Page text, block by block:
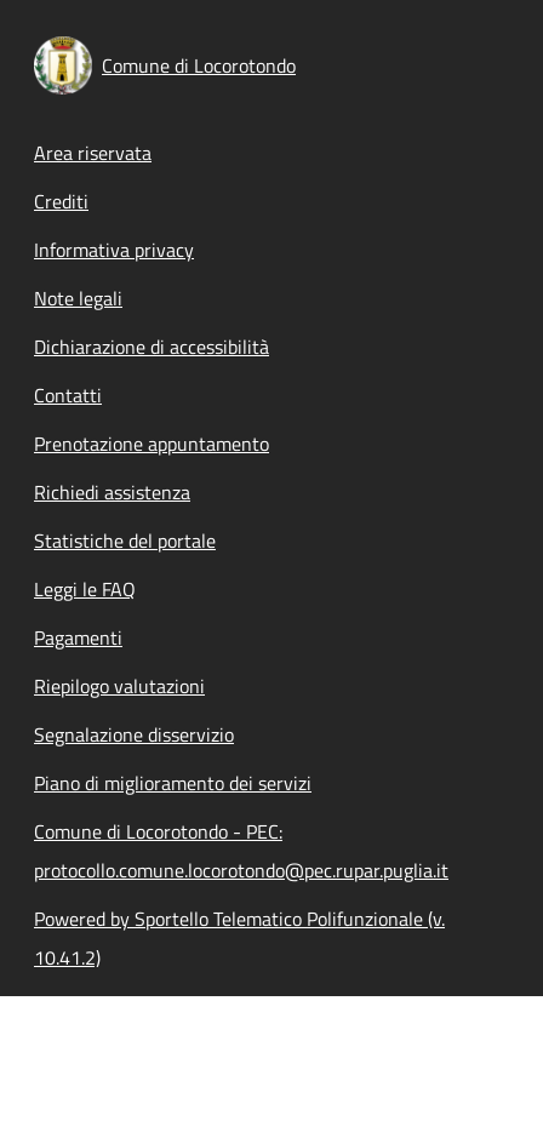
Comune di Locorotondo
Footer menu
Area riservata
Crediti
Informativa privacy
Note legali
Dichiarazione di accessibilità
Contatti
Prenotazione appuntamento
Richiedi assistenza
Statistiche del portale
Leggi le FAQ
Pagamenti
Riepilogo valutazioni
Segnalazione disservizio
Piano di miglioramento dei servizi
Comune di Locorotondo - PEC:
protocollo.comune.locorotondo@pec.rupar.puglia.it
Powered by Sportello Telematico Polifunzionale (v.
10.41.2)